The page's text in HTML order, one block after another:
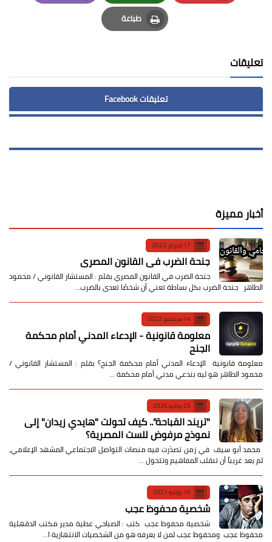
Pinterest
Whatsapp
Email
طباعة
Print
تعليقات
تعليقات Facebook
أخبار مميزة
17 فبراير 2023
جنحة الضرب في القانون المصري
جنحة الضرب في القانون المصري بقلم : المستشار القانوني / محمود
الطاهر جنحة الضرب بكل بساطة تعني أن شخصًا تعدى بالضرب…
14 سبتمبر 2022
معلومة قانونية - الإدعاء المدني أمام محكمة
الجنح
معلومة قانونية الإدعاء المدني أمام محكمة الجنح؟ بقلم : المستشار القانوني /
محمود الطاهر هو ليه بندعي مدني أمام محكمة …
25 يوليو 2026
​"تريند القباحة".. كيف تحولت "هايدي زيدان" إلى
نموذج مرفوض للست المصرية؟
​ محمد أبو سيف ​في زمن تصدّرت فيه منصات التواصل الاجتماعي المشهد الإعلامي،
لم يعد غريباً أن تنقلب المفاهيم وتتحول …
10 يونيو 2021
شخصية محفوظ عجب
شخصية محفوظ عجب كتب : الصباحي عطية مدير مكتب الدقهلية
محفوظ عجب ومحفوظ عجب لمن لا يعرفه هو من الشخصيات الانتهازية ا…